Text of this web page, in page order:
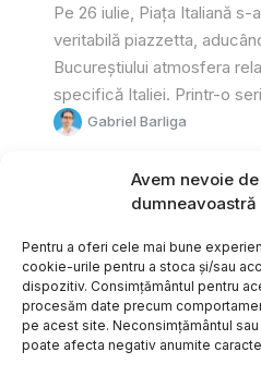
Avem nevoie
dumneavoastră
Pentru a oferi cele mai bune
cookie-urile pentru a stoca și/sau
dispozitiv. Consimțământul pentru
procesăm date precum
pe acest site. Neconsimțământul
poate afecta negativ anumite
Pe 26 iulie, Piața Italiană
veritabilă piazzetta,
Bucureștiului atmosfera
specifică Italiei. Printr-o
Gabriel Barliga